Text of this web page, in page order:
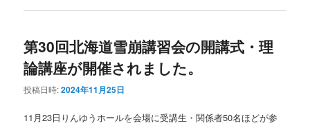
第30回北海道雪崩講習会の開講式・理
論講座が開催されました。
投稿日時:2024年11月25日
11月23日りんゆうホールを会場に受講生・関係者50名ほどが参